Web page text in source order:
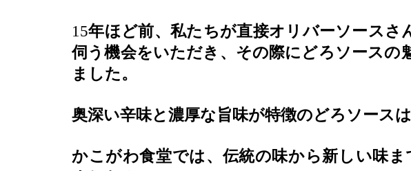
15年ほど前、私たちが直接オリバーソースさ
伺う機会をいただき、その際にどろソースの
ました。
奥深い辛味と濃厚な旨味が特徴のどろソース
かこがわ食堂では、伝統の味から新しい味ま